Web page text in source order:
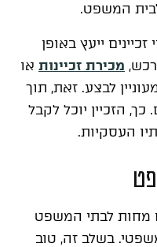
המשפט.
ייעץ באופן
מכירת זכיינות או
לבצע. זאת, תוך
הזכיין יוכל לקבל
העסקיות.
מחות לבתי המשפט
בשלב זה, טוב